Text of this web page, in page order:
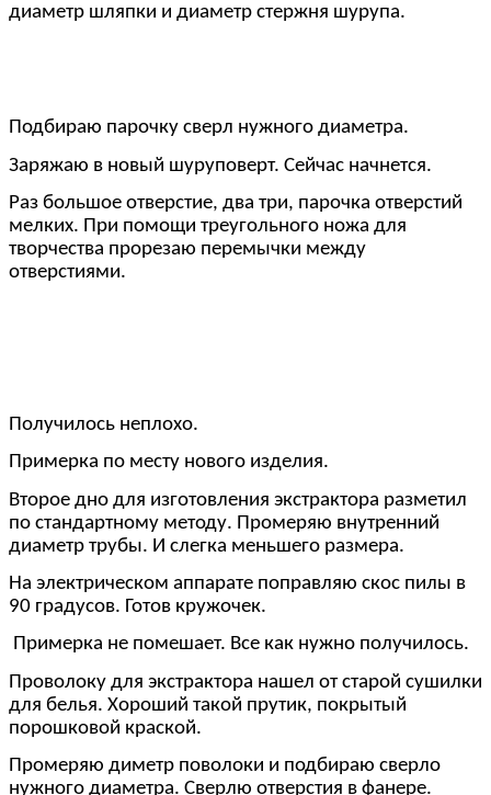
диаметр шляпки и диаметр стержня шурупа.
Подбираю парочку сверл нужного диаметра.
Заряжаю в новый шуруповерт. Сейчас начнется.
Раз большое отверстие, два три, парочка отверстий
мелких. При помощи треугольного ножа для
творчества прорезаю перемычки между
отверстиями.
Получилось неплохо.
Примерка по месту нового изделия.
Второе дно для изготовления экстрактора разметил
по стандартному методу. Промеряю внутренний
диаметр трубы. И слегка меньшего размера.
На электрическом аппарате поправляю скос пилы в
90 градусов. Готов кружочек.
Примерка не помешает. Все как нужно получилось.
Проволоку для экстрактора нашел от старой сушилки
для белья. Хороший такой прутик, покрытый
порошковой краской.
Промеряю диметр поволоки и подбираю сверло
нужного диаметра. Сверлю отверстия в фанере.